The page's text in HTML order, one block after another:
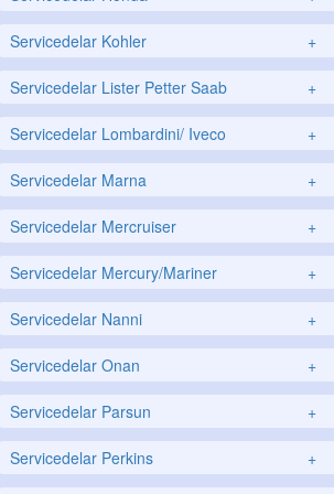
Servicedelar Kohler +
Servicedelar Lister Petter Saab +
Servicedelar Lombardini/ Iveco +
Servicedelar Marna +
Servicedelar Mercruiser +
Servicedelar Mercury/Mariner +
Servicedelar Nanni +
Servicedelar Onan +
Servicedelar Parsun +
Servicedelar Perkins +